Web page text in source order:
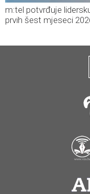
m:tel potvrđuje
prvih šest mjeseci